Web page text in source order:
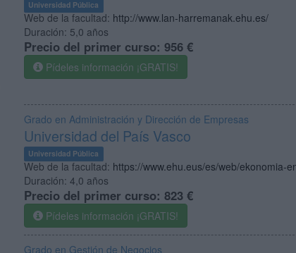
Universidad Pública
Web de la facultad: http://www.lan-harremanak.ehu.es/
Duración: 5,0 años
Precio del primer curso: 956 €
Pídeles información ¡GRATIS!
Grado en Administración y Dirección de Empresas
Universidad del País Vasco
Universidad Pública
Web de la facultad: https://www.ehu.eus/es/web/ekonomia-
Duración: 4,0 años
Precio del primer curso: 823 €
Pídeles información ¡GRATIS!
Grado en Gestión de Negocios